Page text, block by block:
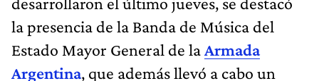
la presencia de la Banda de Música del
Estado Mayor General de laArmada
Argentina, que además llevó a cabo un